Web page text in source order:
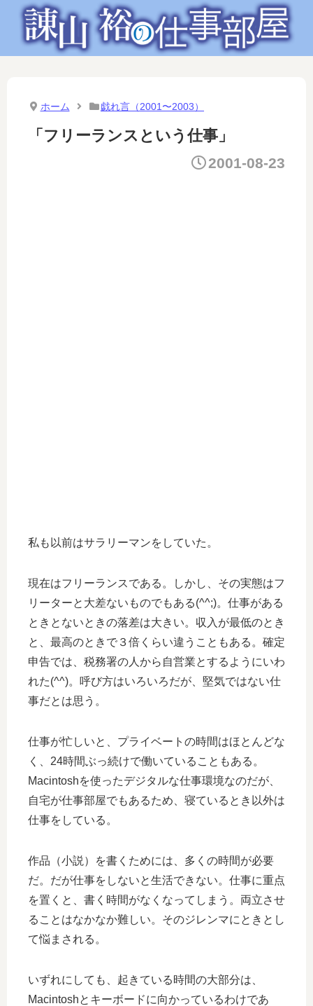
ホーム 戯れ言（2001〜2003）
「フリーランスという仕事」
2001-08-23
私も以前はサラリーマンをしていた。
現在はフリーランスである。しかし、その実態はフ
リーターと大差ないものでもある(^^;)。仕事がある
ときとないときの落差は大きい。収入が最低のとき
と、最高のときで３倍くらい違うこともある。確定
申告では、税務署の人から自営業とするようにいわ
れた(^^)。呼び方はいろいろだが、堅気ではない仕
事だとは思う。
仕事が忙しいと、プライベートの時間はほとんどな
く、24時間ぶっ続けで働いていることもある。
Macintoshを使ったデジタルな仕事環境なのだが、
自宅が仕事部屋でもあるため、寝ているとき以外は
仕事をしている。
作品（小説）を書くためには、多くの時間が必要
だ。だが仕事をしないと生活できない。仕事に重点
を置くと、書く時間がなくなってしまう。両立させ
ることはなかなか難しい。そのジレンマにときとし
て悩まされる。
いずれにしても、起きている時間の大部分は、
Macintoshとキーボードに向かっているわけであ